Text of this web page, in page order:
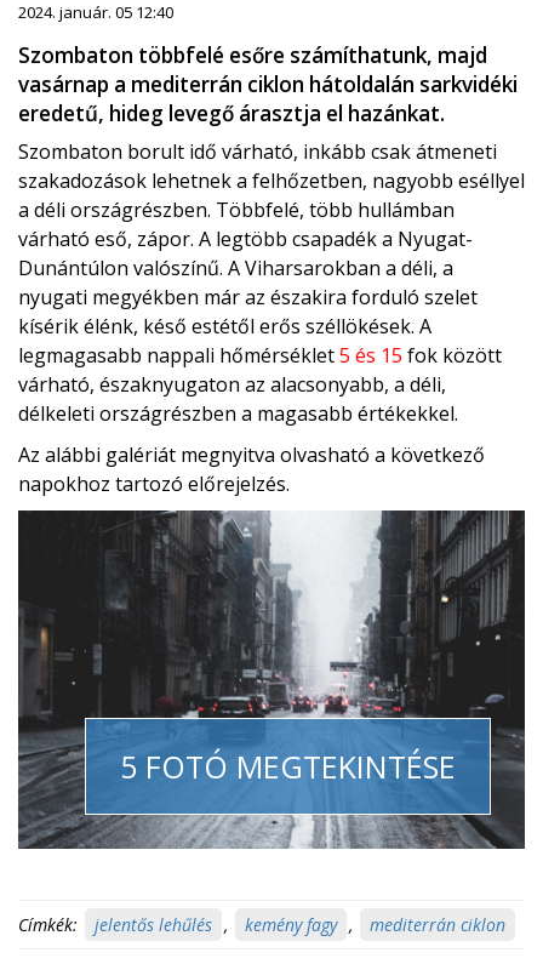
2024. január. 05 12:40
Szombaton többfelé esőre számíthatunk, majd
vasárnap a mediterrán ciklon hátoldalán sarkvidéki
eredetű, hideg levegő árasztja el hazánkat.
Szombaton borult idő várható, inkább csak átmeneti
szakadozások lehetnek a felhőzetben, nagyobb eséllyel
a déli országrészben. Többfelé, több hullámban
várható eső, zápor. A legtöbb csapadék a Nyugat-
Dunántúlon valószínű. A Viharsarokban a déli, a
nyugati megyékben már az északira forduló szelet
kísérik élénk, késő estétől erős széllökések. A
legmagasabb nappali hőmérséklet5 és 15 fok között
várható, északnyugaton az alacsonyabb, a déli,
délkeleti országrészben a magasabb értékekkel.
Az alábbi galériát megnyitva olvasható a következő
napokhoz tartozó előrejelzés.
5 FOTÓ MEGTEKINTÉSE
Címkék: jelentős lehűlés , kemény fagy , mediterrán ciklon